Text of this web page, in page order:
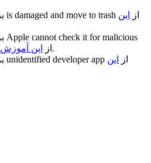
is damaged and move to trash از
این
Apple cannot check it for malicious
از این آموزش
استفاده کنید.
unidentified developer app از
این